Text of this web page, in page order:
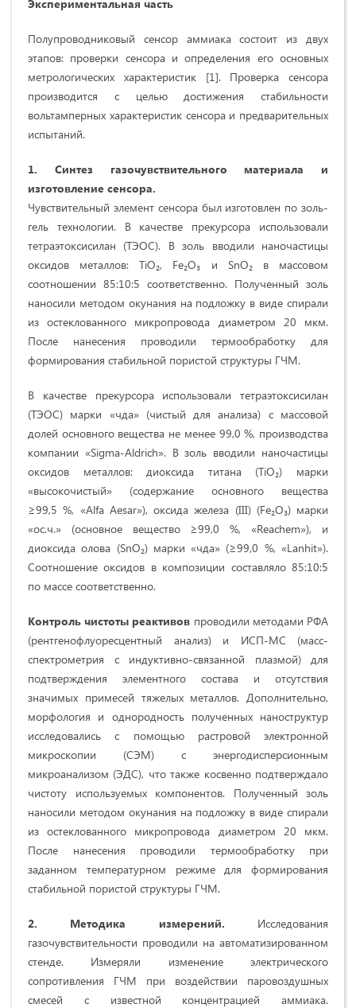
Экспериментальная часть
Полупроводниковый сенсор аммиака состоит из двух
этапов: проверки сенсора и определения его основных
метрологических характеристик [1]. Проверка сенсора
производится с целью достижения стабильности
вольтамперных характеристик сенсора и предварительных
испытаний.
1. Синтез газочувствительного материала и
изготовление сенсора.
Чувствительный элемент сенсора был изготовлен по золь-
гель технологии. В качестве прекурсора использовали
тетраэтоксисилан (ТЭОС). В золь вводили наночастицы
оксидов металлов: TiO₂, Fe₂O₃ и SnO₂ в массовом
соотношении 85:10:5 соответственно. Полученный золь
наносили методом окунания на подложку в виде спирали
из остеклованного микропровода диаметром 20 мкм.
После нанесения проводили термообработку для
формирования стабильной пористой структуры ГЧМ.
В качестве прекурсора использовали тетраэтоксисилан
(ТЭОС) марки «чда» (чистый для анализа) с массовой
долей основного вещества не менее 99,0 %, производства
компании «Sigma-Aldrich». В золь вводили наночастицы
оксидов металлов: диоксида титана (TiO₂) марки
«высокочистый» (содержание основного вещества
≥99,5 %, «Alfa Aesar»), оксида железа (III) (Fe₂O₃) марки
«ос.ч.» (основное вещество ≥99,0 %, «Reachem»), и
диоксида олова (SnO₂) марки «чда» (≥99,0 %, «Lanhit»).
Соотношение оксидов в композиции составляло 85:10:5
по массе соответственно.
Контроль чистоты реактивов проводили методами РФА
(рентгенофлуоресцентный анализ) и ИСП-МС (масс-
спектрометрия с индуктивно-связанной плазмой) для
подтверждения элементного состава и отсутствия
значимых примесей тяжелых металлов. Дополнительно,
морфология и однородность полученных наноструктур
исследовались с помощью растровой электронной
микроскопии (СЭМ) с энергодисперсионным
микроанализом (ЭДС), что также косвенно подтверждало
чистоту используемых компонентов. Полученный золь
наносили методом окунания на подложку в виде спирали
из остеклованного микропровода диаметром 20 мкм.
После нанесения проводили термообработку при
заданном температурном режиме для формирования
стабильной пористой структуры ГЧМ.
2. Методика измерений. Исследования
газочувствительности проводили на автоматизированном
стенде. Измеряли изменение электрического
сопротивления ГЧМ при воздействии паровоздушных
смесей с известной концентрацией аммиака.